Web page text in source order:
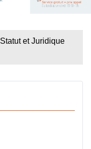
Statut et Juridique